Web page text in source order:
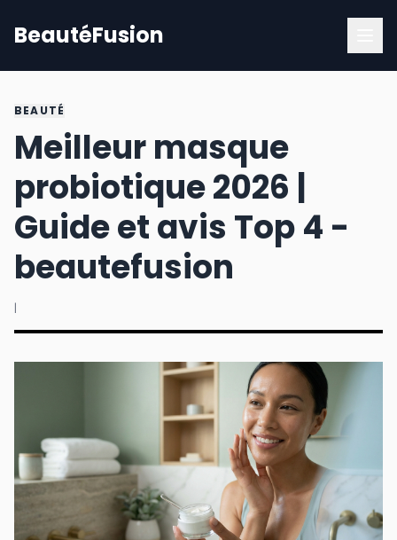
BeautéFusion
BEAUTÉ
Meilleur masque
probiotique 2026 |
Guide et avis Top 4 -
beautefusion
|